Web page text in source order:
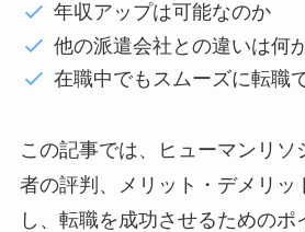
年収アップは可能なのか
他の派遣会社との違いは何
在職中でもスムーズに転職
この記事では、ヒューマンリソ
者の評判、メリット・デメリッ
し、転職を成功させるためのポ